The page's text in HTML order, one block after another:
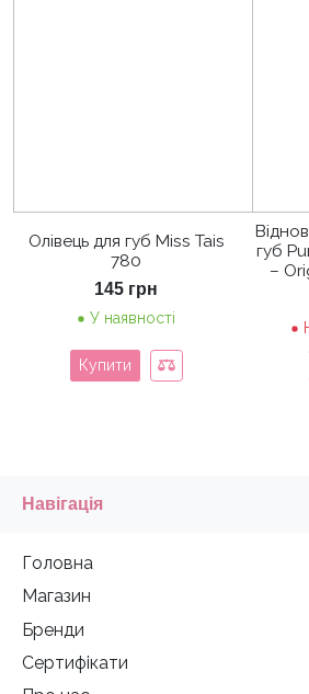
Олівець для губ Miss Tais
780
145 грн
У наявності
Купити
губ
–
Навігація
Головна
Магазин
Бренди
Сертифікати